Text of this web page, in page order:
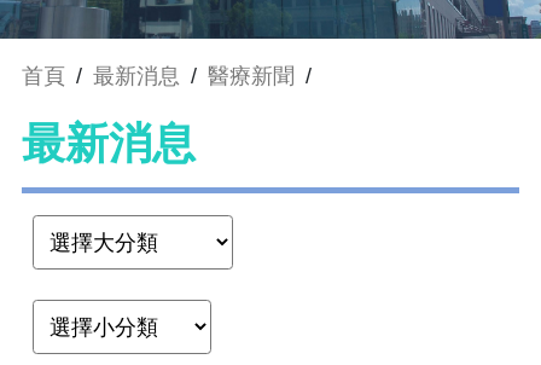
首頁 / 最新消息 / 醫療新聞 /
最新消息